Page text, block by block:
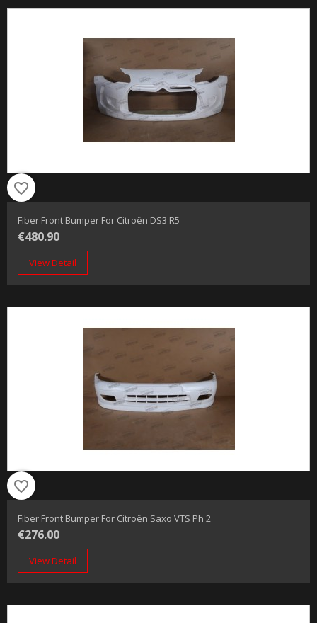
favorite_border
Fiber Front Bumper For Citroën DS3 R5
€480.90
View Detail
favorite_border
Fiber Front Bumper For Citroën Saxo VTS Ph 2
€276.00
View Detail